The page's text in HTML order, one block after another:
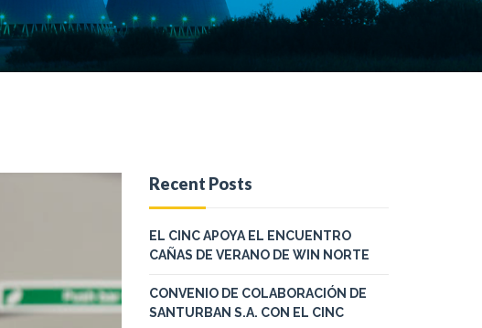
Recent Posts
EL CINC APOYA EL ENCUENTRO
CAÑAS DE VERANO DE WIN NORTE
CONVENIO DE COLABORACIÓN DE
SANTURBAN S.A. CON EL CINC